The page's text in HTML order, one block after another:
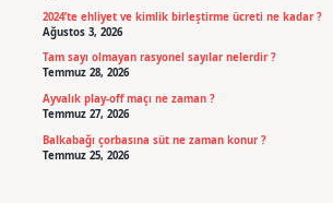
2024’te ehliyet ve kimlik birleştirme ücreti ne kadar ?
Ağustos 3, 2026
Tam sayı olmayan rasyonel sayılar nelerdir ?
Temmuz 28, 2026
Ayvalık play-off maçı ne zaman ?
Temmuz 27, 2026
Balkabağı çorbasına süt ne zaman konur ?
Temmuz 25, 2026